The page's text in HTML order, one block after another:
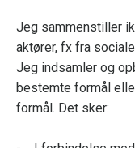
Jeg sammenstiller
aktører, fx fra
Jeg indsamler og
bestemte formål
formål. Det sker: